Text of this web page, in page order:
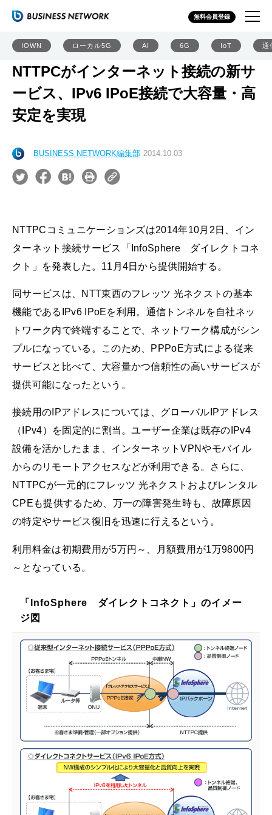
無料会員登録
IOWN ローカル5G AI 6G IoT 通
NTTPCがインターネット接続の新サ
ービス、IPv6 IPoE接続で大容量・高
安定を実現
BUSINESS NETWORK編集部 2014.10.03
NTTPCコミュニケーションズは2014年10月2日、イン
ターネット接続サービス「InfoSphere ダイレクトコネ
クト」を発表した。11月4日から提供開始する。
同サービスは、NTT東西のフレッツ 光ネクストの基本
機能であるIPv6 IPoEを利用。通信トンネルを自社ネッ
トワーク内で終端することで、ネットワーク構成がシン
プルになっている。このため、PPPoE方式による従来
サービスと比べて、大容量かつ信頼性の高いサービスが
提供可能になったという。
接続用のIPアドレスについては、グローバルIPアドレス
（IPv4）を固定的に割当。ユーザー企業は既存のIPv4
設備を活かしたまま、インターネットVPNやモバイル
からのリモートアクセスなどが利用できる。さらに、
NTTPCが一元的にフレッツ 光ネクストおよびレンタル
CPEも提供するため、万一の障害発生時も、故障原因
の特定やサービス復旧を迅速に行えるという。
利用料金は初期費用が5万円～、月額費用が1万9800円
～となっている。
「InfoSphere ダイレクトコネクト」のイメー
ジ図